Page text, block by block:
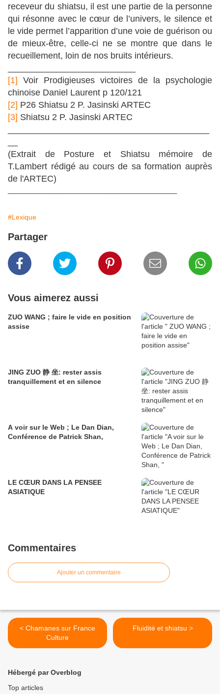
receveur du shiatsu, il est une partie de la personne
qui résonne avec le cœur de l’univers, le silence et
le vide permet l’apparition d’une voie de guérison ou
de mieux-être, celle-ci ne se montre que dans le
recueillement, loin de nos bruits intérieurs.
[1] Voir Prodigieuses victoires de la psychologie
chinoise Daniel Laurent p 120/121
[2] P26 Shiatsu 2 P. Jasinski ARTEC
[3] Shiatsu 2 P. Jasinski ARTEC
(Extrait de Posture et Shiatsu mémoire de
T.Lambert rédigé au cours de sa formation auprès
de l'ARTEC)
#Lexique
Partager
Vous aimerez aussi
ZUO WANG ; faire le vide en position
assise
JING ZUO 静 坐: rester assis
tranquillement et en silence
A voir sur le Web ; Le Dan Dian,
Conférence de Patrick Shan,
LE CŒUR DANS LA PENSEE
ASIATIQUE
Commentaires
Ajouter un commentaire
< Chamanes sur France
Culture
Fluidité et shiatsu >
Hébergé par Overblog
Top articles